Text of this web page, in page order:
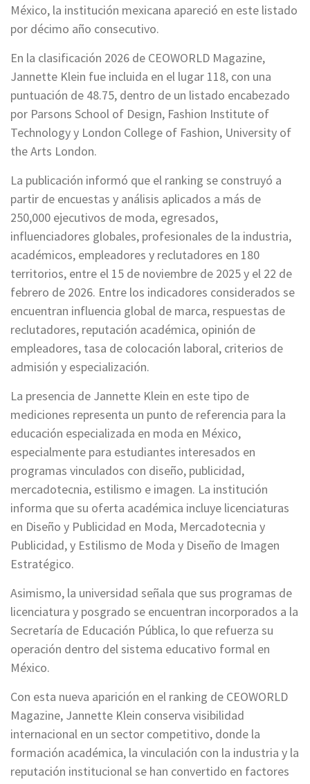
México, la institución mexicana apareció en este listado
por décimo año consecutivo.
En la clasificación 2026 de CEOWORLD Magazine,
Jannette Klein fue incluida en el lugar 118, con una
puntuación de 48.75, dentro de un listado encabezado
por Parsons School of Design, Fashion Institute of
Technology y London College of Fashion, University of
the Arts London.
La publicación informó que el ranking se construyó a
partir de encuestas y análisis aplicados a más de
250,000 ejecutivos de moda, egresados,
influenciadores globales, profesionales de la industria,
académicos, empleadores y reclutadores en 180
territorios, entre el 15 de noviembre de 2025 y el 22 de
febrero de 2026. Entre los indicadores considerados se
encuentran influencia global de marca, respuestas de
reclutadores, reputación académica, opinión de
empleadores, tasa de colocación laboral, criterios de
admisión y especialización.
La presencia de Jannette Klein en este tipo de
mediciones representa un punto de referencia para la
educación especializada en moda en México,
especialmente para estudiantes interesados en
programas vinculados con diseño, publicidad,
mercadotecnia, estilismo e imagen. La institución
informa que su oferta académica incluye licenciaturas
en Diseño y Publicidad en Moda, Mercadotecnia y
Publicidad, y Estilismo de Moda y Diseño de Imagen
Estratégico.
Asimismo, la universidad señala que sus programas de
licenciatura y posgrado se encuentran incorporados a la
Secretaría de Educación Pública, lo que refuerza su
operación dentro del sistema educativo formal en
México.
Con esta nueva aparición en el ranking de CEOWORLD
Magazine, Jannette Klein conserva visibilidad
internacional en un sector competitivo, donde la
formación académica, la vinculación con la industria y la
reputación institucional se han convertido en factores